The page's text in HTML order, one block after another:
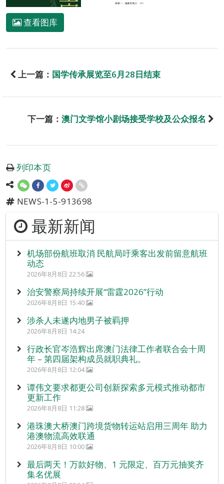
查看图库
上一篇： 国学传承展览至6月28日结束
下一篇： 澳门文学馆小剧场接受学校及公众报名
列印本页
NEWS-1-5-913698
最新新闻
机场部份航班取消 民航局吁乘客出发前留意航班
动态
2026年8月8日 22:56
治安警察局持续开展“雷霆2026”行动
2026年8月8日 15:40
涉杀人未遂内地男子被羁押
2026年8月8日 14:24
行政长官岑浩辉出席澳门法律工作者联合会十周
年 – 第四届架构成员就职典礼。
2026年8月8日 12:04
谭伟文要求都更公司创新探索多元模式推动都市
更新工作
2026年8月8日 11:28
港珠澳大桥澳门跨境货物转运站启用三周年 助力
港澳物流高效联通
2026年8月8日 10:00
最后两天！万款好物、1 元限定、百万元抽奖齐
集名优展